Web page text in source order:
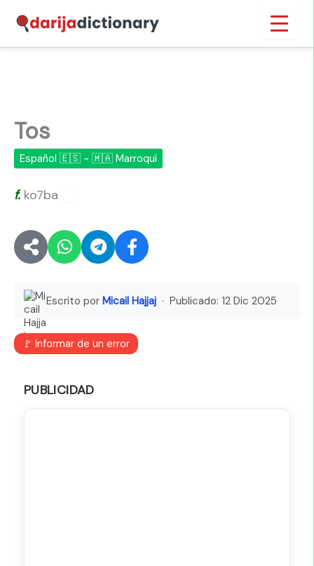
contenido
Tos
Español 🇪🇸 - 🇲🇦 Marroquí
f.ko7ba
Escrito por Micail Hajjaj · Publicado: 12 Dic 2025
🚩 Informar de un error
PUBLICIDAD